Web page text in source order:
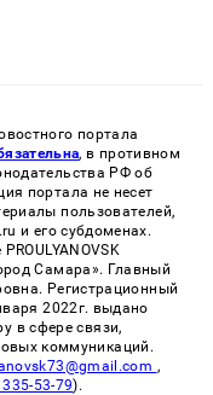
портала
, в противном
РФ об
портала не несет
пользователей,
и его субдоменах.
Самара». Главный
Регистрационный
2022г. выдано
в сфере связи,
коммуникаций.
,
53-79).